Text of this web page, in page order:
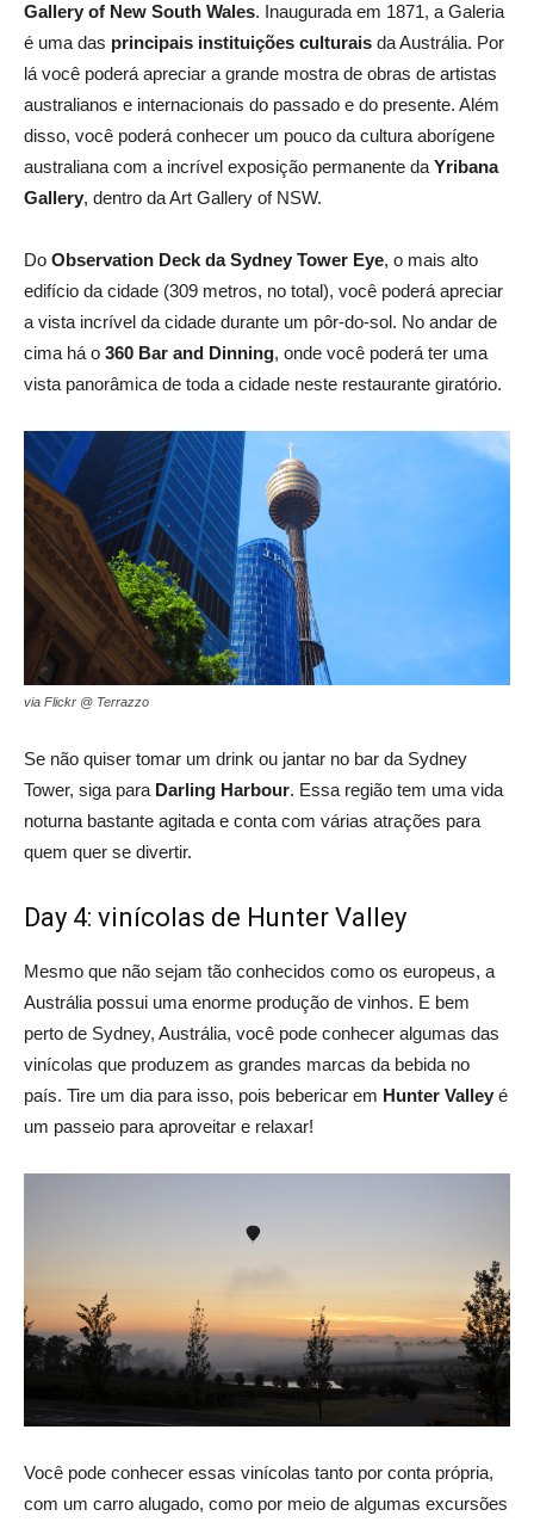
Gallery of New South Wales. Inaugurada em 1871, a Galeria
é uma das principais instituições culturais da Austrália. Por
lá você poderá apreciar a grande mostra de obras de artistas
australianos e internacionais do passado e do presente. Além
disso, você poderá conhecer um pouco da cultura aborígene
australiana com a incrível exposição permanente da Yribana
Gallery, dentro da Art Gallery of NSW.
Do Observation Deck da Sydney Tower Eye, o mais alto
edifício da cidade (309 metros, no total), você poderá apreciar
a vista incrível da cidade durante um pôr-do-sol. No andar de
cima há o 360 Bar and Dinning, onde você poderá ter uma
vista panorâmica de toda a cidade neste restaurante giratório.
via Flickr @ Terrazzo
Se não quiser tomar um drink ou jantar no bar da Sydney
Tower, siga para Darling Harbour. Essa região tem uma vida
noturna bastante agitada e conta com várias atrações para
quem quer se divertir.
Day 4: vinícolas de Hunter Valley
Mesmo que não sejam tão conhecidos como os europeus, a
Austrália possui uma enorme produção de vinhos. E bem
perto de Sydney, Austrália, você pode conhecer algumas das
vinícolas que produzem as grandes marcas da bebida no
país. Tire um dia para isso, pois bebericar em Hunter Valley é
um passeio para aproveitar e relaxar!
Você pode conhecer essas vinícolas tanto por conta própria,
com um carro alugado, como por meio de algumas excursões